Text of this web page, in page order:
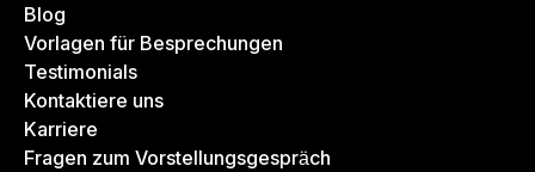
Blog
Vorlagen für Besprechungen
Testimonials
Kontaktiere uns
Karriere
Fragen zum Vorstellungsgespräch